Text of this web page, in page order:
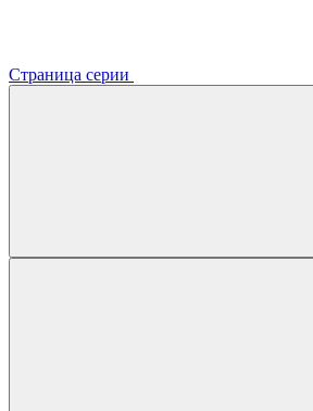
Страница серии